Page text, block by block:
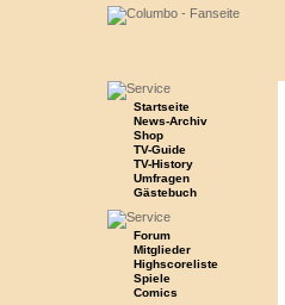
Startseite
News-Archiv
Shop
TV-Guide
TV-History
Umfragen
Gästebuch
Forum
Mitglieder
Highscoreliste
Spiele
Comics